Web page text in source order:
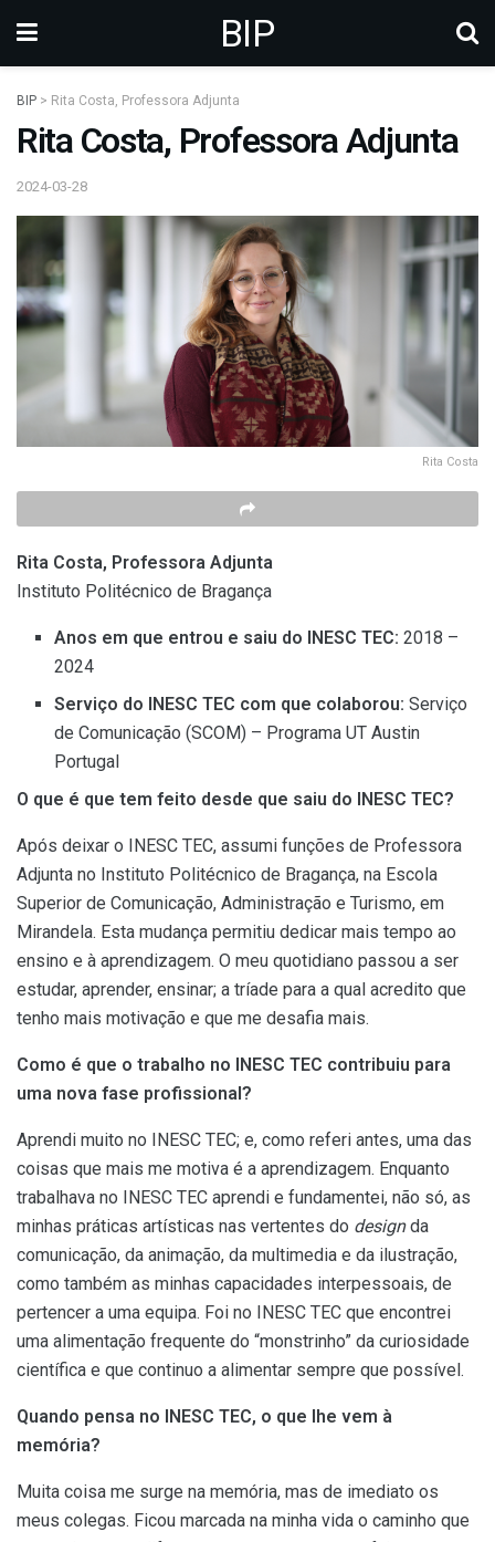
BIP
BIP > Rita Costa, Professora Adjunta
Rita Costa, Professora Adjunta
2024-03-28
Rita Costa
Rita Costa, Professora Adjunta
Instituto Politécnico de Bragança
Anos em que entrou e saiu do INESC TEC:2018 –
2024
Serviço do INESC TEC com que colaborou: Serviço
de Comunicação (SCOM) – Programa UT Austin
Portugal
O que é que tem feito desde que saiu do INESC TEC?
Após deixar o INESC TEC, assumi funções de Professora
Adjunta no Instituto Politécnico de Bragança, na Escola
Superior de Comunicação, Administração e Turismo, em
Mirandela. Esta mudança permitiu dedicar mais tempo ao
ensino e à aprendizagem. O meu quotidiano passou a ser
estudar, aprender, ensinar; a tríade para a qual acredito que
tenho mais motivação e que me desafia mais.
Como é que o trabalho no INESC TEC contribuiu para
uma nova fase profissional?
Aprendi muito no INESC TEC; e, como referi antes, uma das
coisas que mais me motiva é a aprendizagem. Enquanto
trabalhava no INESC TEC aprendi e fundamentei, não só, as
minhas práticas artísticas nas vertentes do designda
comunicação, da animação, da multimedia e da ilustração,
como também as minhas capacidades interpessoais, de
pertencer a uma equipa. Foi no INESC TEC que encontrei
uma alimentação frequente do “monstrinho” da curiosidade
científica e que continuo a alimentar sempre que possível.
Quando pensa no INESC TEC, o que lhe vem à
memória?
Muita coisa me surge na memória, mas de imediato os
meus colegas. Ficou marcada na minha vida o caminho que